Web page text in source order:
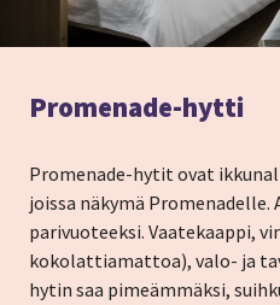
Promenade-hytti
Promenade-hytit ovat
joissa näkymä
parivuoteeksi. Vaatekaappi,
kokolattiamattoa), valo- ja
hytin saa pimeämmäksi,